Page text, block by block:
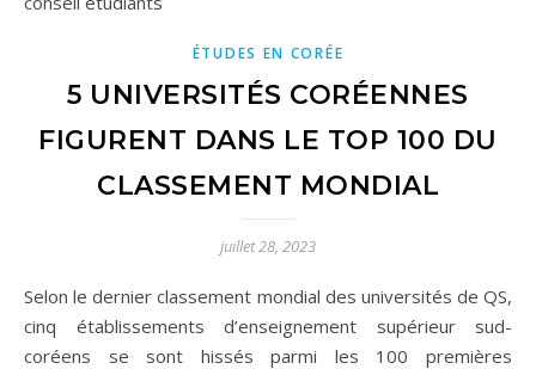
ÉTUDES EN CORÉE
5 UNIVERSITÉS CORÉENNES
FIGURENT DANS LE TOP 100 DU
CLASSEMENT MONDIAL
juillet 28, 2023
Selon le dernier classement mondial des universités de QS,
cinq établissements d’enseignement supérieur sud-
coréens se sont hissés parmi les 100 premières